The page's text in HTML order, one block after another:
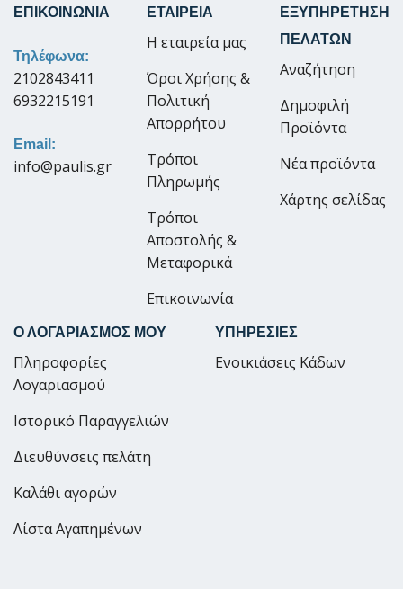
ΕΠΙΚΟΙΝΩΝΙΑ
Τηλέφωνα:
2102843411
6932215191
Email:
info@paulis.gr
ΕΤΑΙΡΕΙΑ
Η εταιρεία μας
Όροι Χρήσης &
Πολιτική
Απορρήτου
Τρόποι
Πληρωμής
Τρόποι
Αποστολής &
Μεταφορικά
Επικοινωνία
ΕΞΥΠΗΡΕΤΗΣΗ
ΠΕΛΑΤΩΝ
Αναζήτηση
Δημοφιλή
Προϊόντα
Νέα προϊόντα
Χάρτης σελίδας
Ο ΛΟΓΑΡΙΑΣΜΟΣ ΜΟΥ
Πληροφορίες
Λογαριασμού
Ιστορικό Παραγγελιών
Διευθύνσεις πελάτη
Καλάθι αγορών
Λίστα Αγαπημένων
ΥΠΗΡΕΣΙΕΣ
Ενοικιάσεις Κάδων